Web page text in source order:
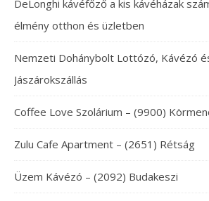
DeLonghi kávéfőző a kis kávéházak
élmény otthon és üzletben
Nemzeti Dohánybolt Lottózó, Kávézó
Jászárokszállás
Coffee Love Szolárium – (9900)
Zulu Cafe Apartment – (2651) Rétság
Üzem Kávézó – (2092) Budakeszi